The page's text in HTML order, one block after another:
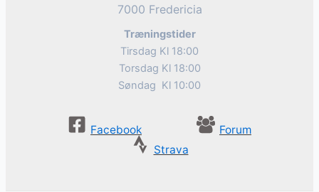
7000 Fredericia
Træningstider
Tirsdag Kl 18:00
Torsdag Kl 18:00
Søndag Kl 10:00
Facebook
Forum
Strava